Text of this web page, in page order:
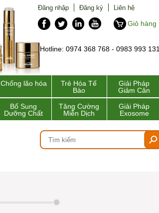
Đăng nhập Đăng ký
Liên hệ
Giỏ hàng
Hotline: 0974 368 768 - 0983 993 131
Chống lão hóa
Trẻ Hóa Tế
Bào
Giải Pháp
Giảm Cân
Bổ Sung
Dưỡng Chất
Tăng Cường
Miễn Dịch
Giải Pháp
Exosome